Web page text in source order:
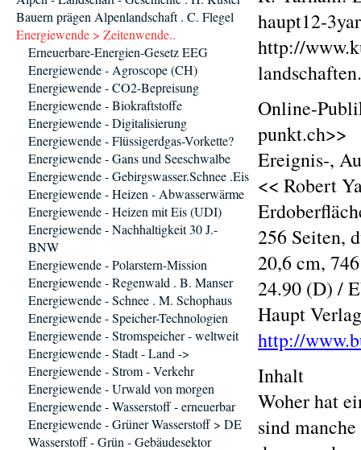
haupt12-
http://
Online-
punkt.ch>>
Ereignis-,
<< Robert
256 Seiten,
20,6 cm,
24.90 (D) /
Haupt
http://
Inhalt
Woher hat
sind
Bauern prägen Alpenlandschaft . C. Flegel
Energiewende > Zeitenwende..
Erneuerbare-Energien-Gesetz EEG
Energiewende - Agroscope (CH)
Energiewende - CO2-Bepreisung
Energiewende - Biokraftstoffe
Energiewende - Digitalisierung
Energiewende - Flüssigerdgas-Vorkette?
Energiewende - Gans und Seeschwalbe
Energiewende - Gebirgswasser.Schnee .Eis
Energiewende - Heizen - Abwasserwärme
Energiewende - Heizen mit Eis (UDI)
Energiewende - Nachhaltigkeit 30 J.-
BNW
Energiewende - Polarstern-Mission
Energiewende - Regenwald . B. Manser
Energiewende - Schnee . M. Schophaus
Energiewende - Speicher-Technologien
Energiewende - Stromspeicher - weltweit
Energiewende - Stadt - Land ->
Energiewende - Strom - Verkehr
Energiewende - Urwald von morgen
Energiewende - Wasserstoff - erneuerbar
Energiewende - Grüner Wasserstoff > DE
Wasserstoff - Grün - Gebäudesektor